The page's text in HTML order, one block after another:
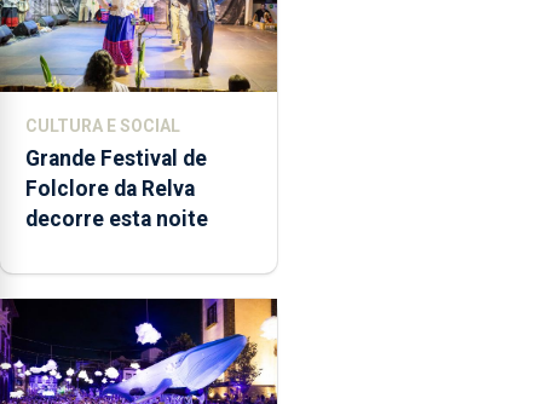
CULTURA E SOCIAL
Grande Festival de
Folclore da Relva
decorre esta noite